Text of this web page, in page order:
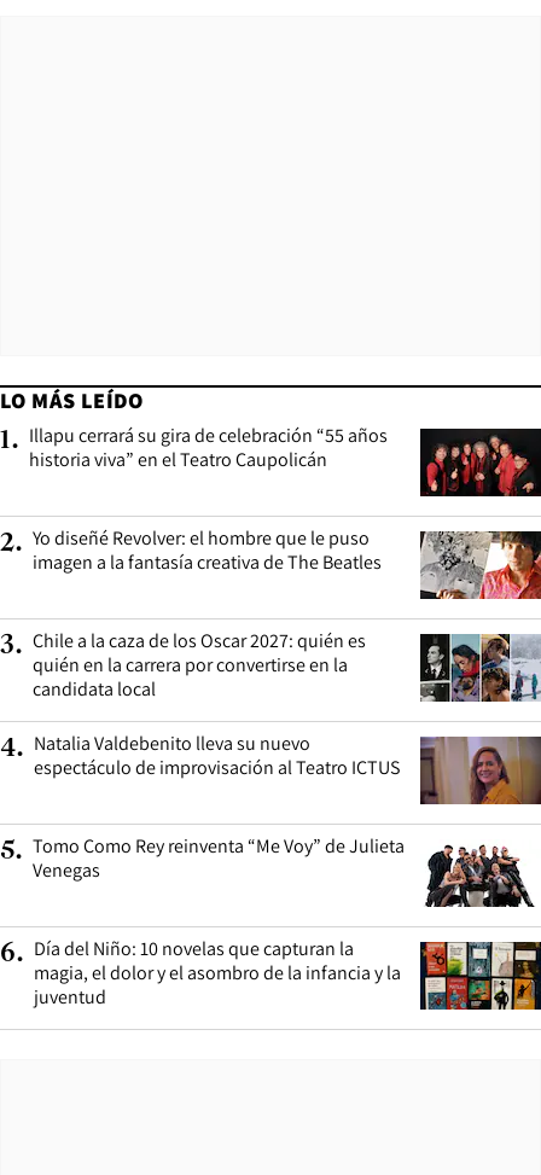
LO MÁS LEÍDO
1. Illapu cerrará su gira de celebración “55 años
historia viva” en el Teatro Caupolicán
2. Yo diseñé Revolver: el hombre que le puso
imagen a la fantasía creativa de The Beatles
3. Chile a la caza de los Oscar 2027: quién es
quién en la carrera por convertirse en la
candidata local
4. Natalia Valdebenito lleva su nuevo
espectáculo de improvisación al Teatro ICTUS
5. Tomo Como Rey reinventa “Me Voy” de Julieta
Venegas
6. Día del Niño: 10 novelas que capturan la
magia, el dolor y el asombro de la infancia y la
juventud